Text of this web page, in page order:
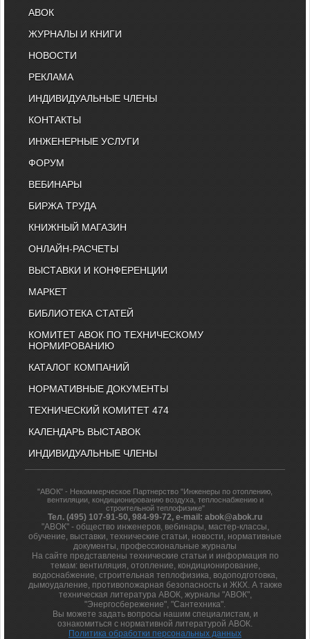
АВОК
ЖУРНАЛЫ И КНИГИ
НОВОСТИ
РЕКЛАМА
ИНДИВИДУАЛЬНЫЕ ЧЛЕНЫ
КОНТАКТЫ
ИНЖЕНЕРНЫЕ УСЛУГИ
ФОРУМ
ВЕБИНАРЫ
БИРЖА ТРУДА
КНИЖНЫЙ МАГАЗИН
ОНЛАЙН-РАСЧЕТЫ
ВЫСТАВКИ И КОНФЕРЕНЦИИ
МАРКЕТ
БИБЛИОТЕКА СТАТЕЙ
КОМИТЕТ АВОК ПО ТЕХНИЧЕСКОМУ
НОРМИРОВАНИЮ
КАТАЛОГ КОМПАНИЙ
НОРМАТИВНЫЕ ДОКУМЕНТЫ
ТЕХНИЧЕСКИЙ КОМИТЕТ 474
КАЛЕНДАРЬ ВЫСТАВОК
ИНДИВИДУАЛЬНЫЕ ЧЛЕНЫ
"АВОК" - Некоммерческое Партнерство "Инженеры по отоплению,
вентиляции, кондиционированию воздуха, теплоснабжению и
строительной теплофизике"
Тел. (495) 107-91-50, 984-99-72, e-mail: abok@abok.ru
"АВОК" - общество инженеров, вебинары, мастер-классы,
обучение, выставки, технические статьи, новости, нормативные
документы, профессиональные журналы
На сайте представлены технические статьи и информация по
темам: вентиляция, отопление, кондиционирование,
водоснабжение, строительная теплофизика, водоподготовка,
дымоудаление, противопожарная безопасность и ЖКХ. А также
техническая литература АВОК, журналы "АВОК",
"Энергосбережение", "Сантехника".
Вы можете задать вопросы нашим специалистам, и
ознакомиться с нормативной литературой АВОК.
Политика обработки персональных данных